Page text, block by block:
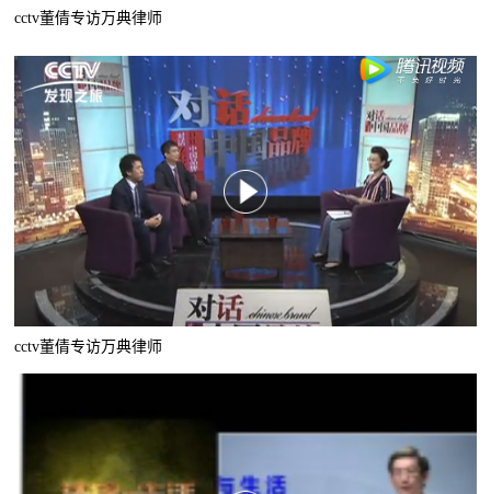
cctv董倩专访万典律师
cctv董倩专访万典律师